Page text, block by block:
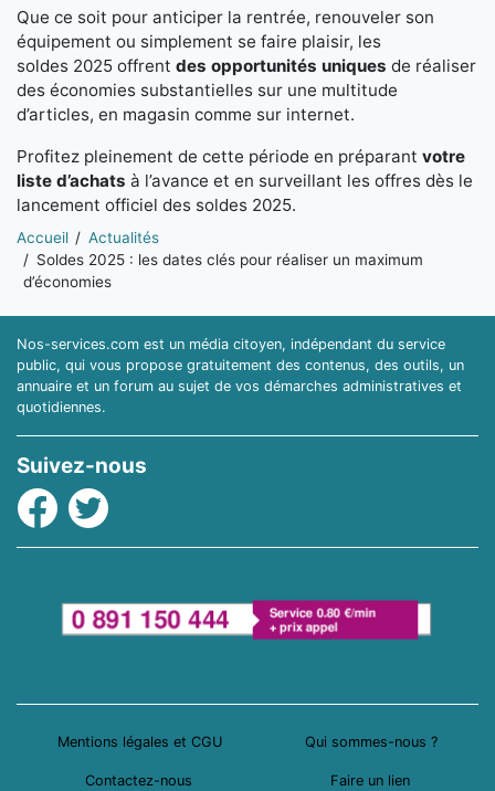
Que ce soit pour anticiper la rentrée, renouveler son
équipement ou simplement se faire plaisir, les
soldes 2025 offrent des opportunités uniques de réaliser
des économies substantielles sur une multitude
d’articles, en magasin comme sur internet.
Profitez pleinement de cette période en préparant votre
liste d’achats à l’avance et en surveillant les offres dès le
lancement officiel des soldes 2025.
Vous êtes ici:
Accueil
Actualités
Soldes 2025 : les dates clés pour réaliser un maximum
d’économies
Nos-services.com est un média citoyen, indépendant du service
public, qui vous propose gratuitement des contenus, des outils, un
annuaire et un forum au sujet de vos démarches administratives et
quotidiennes.
Suivez-nous
Facebook
Twitter
Mentions légales et CGU Qui sommes-nous ?
Contactez-nous Faire un lien